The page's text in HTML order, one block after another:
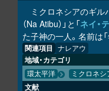
ミクロネシアのギル
（Na Atibu）」と「ネイ・
た子神の一人。名前は
関連項目 ナレアウ
地域・カテゴリ
環太平洋 ミクロネシ
文献